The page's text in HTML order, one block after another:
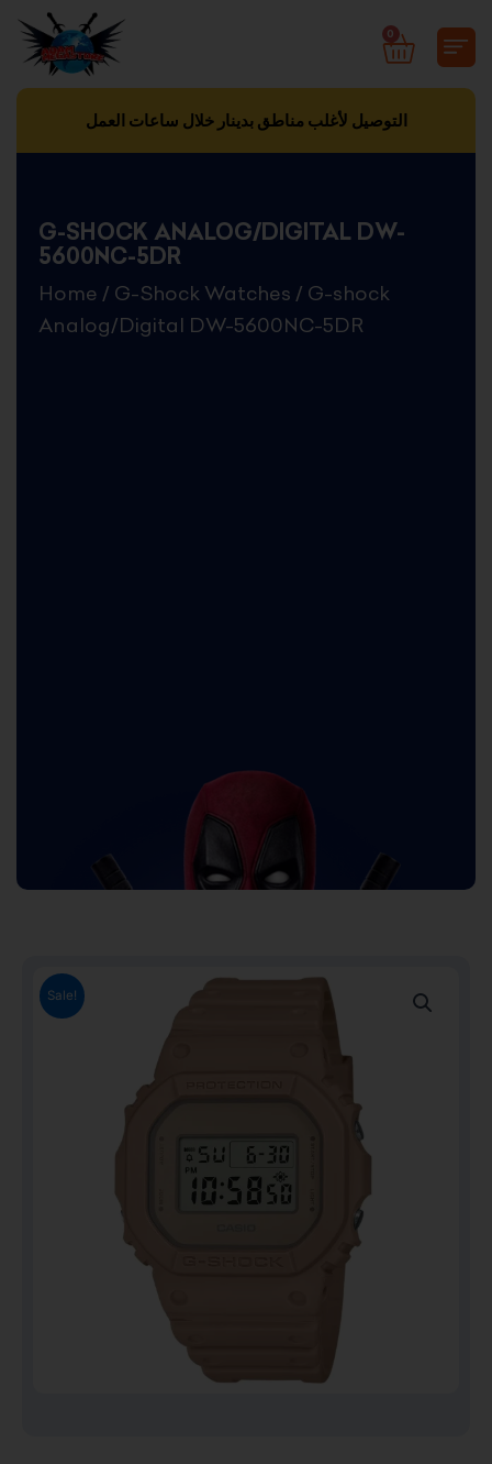
content
0
CART
التوصيل لأغلب مناطق بدينار خلال ساعات العمل
G-SHOCK ANALOG/DIGITAL DW-
5600NC-5DR
Home / G-Shock Watches / G-shock
Analog/Digital DW-5600NC-5DR
Sale!